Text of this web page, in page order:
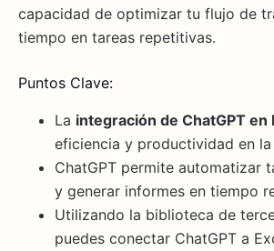
capacidad de optimizar tu flujo de
tiempo en tareas repetitivas.
Puntos Clave:
La integración de ChatGPT en
eficiencia y productividad en
ChatGPT permite automatizar
y generar informes en tiempo
Utilizando la biblioteca de
puedes conectar ChatGPT a